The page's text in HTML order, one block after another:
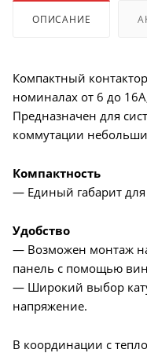
ОПИСАНИЕ
Компактный
номиналах от 6 до
Предназначен для
коммутации
Компактность
— Единый габарит
Удобство
— Возможен монтаж
панель с помощью
— Широкий выбор
напряжение.
В координации с